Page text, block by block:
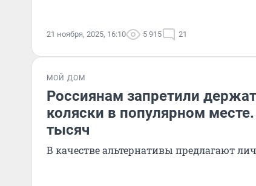
21 ноября, 2025, 16:10 5 915 21
МОЙ ДОМ
Россиянам запретили
коляски в популярном
тысяч
В качестве альтернативы предлагают